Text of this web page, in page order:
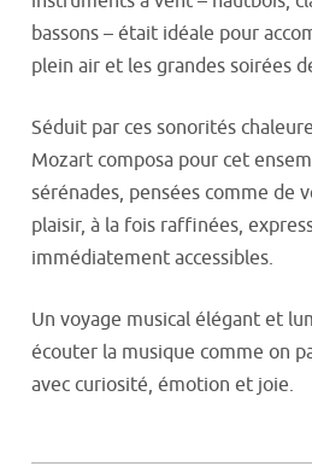
bassons – était idéale pour
plein air et les grandes soirées
Séduit par ces sonorités
Mozart composa pour cet
sérénades, pensées comme de
plaisir, à la fois raffinées,
immédiatement accessibles.
Un voyage musical élégant et
écouter la musique comme on
avec curiosité, émotion et joie.